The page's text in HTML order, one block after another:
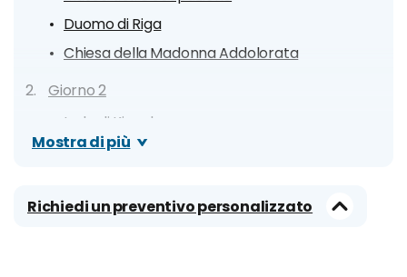
Duomo di Riga
Chiesa della Madonna Addolorata
Giorno 2
Isola di Kipsala
Castello di Riga
Porta Svedese
Mostra di più
Richiedi un preventivo personalizzato